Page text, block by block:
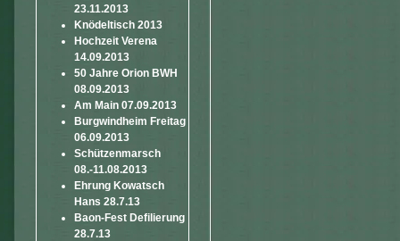
23.11.2013
Knödeltisch 2013
Hochzeit Verena
14.09.2013
50 Jahre Orion BWH
08.09.2013
Am Main 07.09.2013
Burgwindheim Freitag
06.09.2013
Schützenmarsch
08.-11.08.2013
Ehrung Kowatsch
Hans 28.7.13
Baon-Fest Defilierung
28.7.13